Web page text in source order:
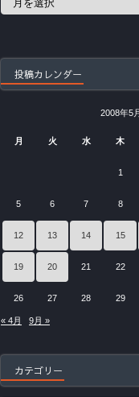
投稿カレンダー
2008年5
月 火 水 木
1
5 6 7 8
12 13 14 15
19 20 21 22
26 27 28 29
« 4月 9月 »
カテゴリー